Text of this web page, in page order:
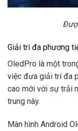
Giải trí đa phương
OledPro là một
việc đưa giải trí đa
cao mới với sự trải
trung này.
Màn hình Android